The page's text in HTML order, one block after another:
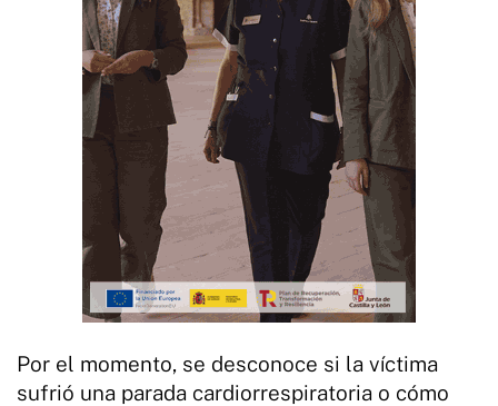
Por el momento, se desconoce si la víctima
sufrió una parada cardiorrespiratoria o cómo